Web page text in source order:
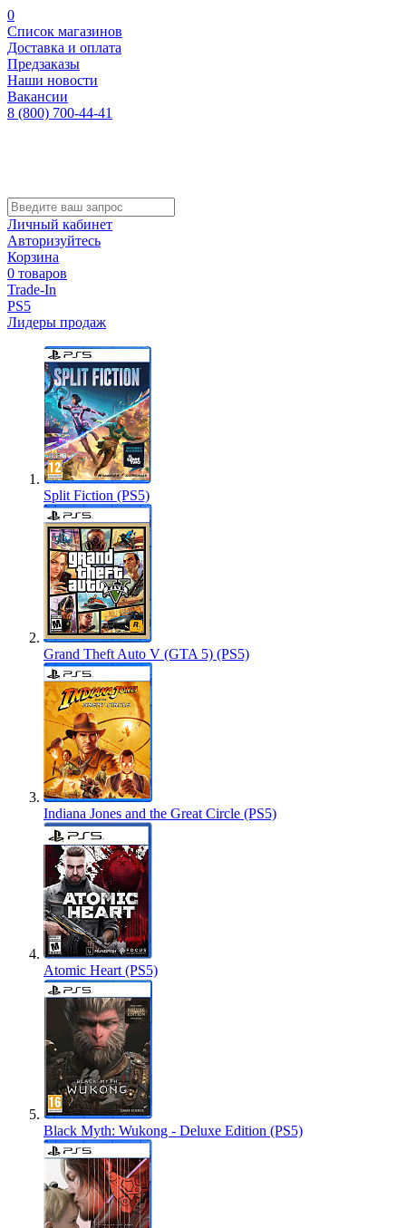
0
Список магазинов
Доставка и оплата
Предзаказы
Наши новости
Вакансии
8 (800) 700-44-41
Личный кабинет
Авторизуйтесь
Корзина
0 товаров
Trade-In
PS5
Лидеры продаж
Split Fiction (PS5)
Grand Theft Auto V (GTA 5) (PS5)
Indiana Jones and the Great Circle (PS5)
Atomic Heart (PS5)
Black Myth: Wukong - Deluxe Edition (PS5)